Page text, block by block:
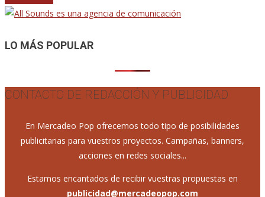
LO MÁS POPULAR
CONTACTO DE REDACCIÓN Y PUBLICIDAD
En Mercadeo Pop ofrecemos todo tipo de posibilidades
publicitarias para vuestros proyectos. Campañas, banners,
acciones en redes sociales...
Estamos encantados de recibir vuestras propuestas en
publicidad@mercadeopop.com